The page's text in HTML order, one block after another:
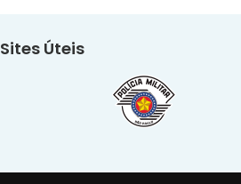
Sites Úteis